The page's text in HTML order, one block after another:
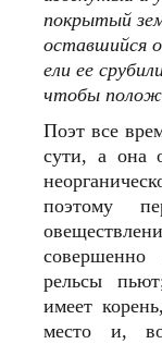
покрытый
оставшийся
ели ее
чтобы
Поэт все
сути, а она
поэтому
совершенно
рельсы
имеет
место и,